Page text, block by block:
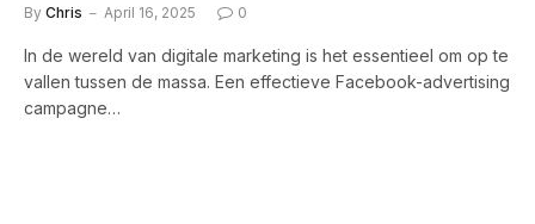
By Chris April 16, 2025 0
In de wereld van digitale marketing is het essentieel om op te
vallen tussen de massa. Een effectieve Facebook-advertising
campagne…